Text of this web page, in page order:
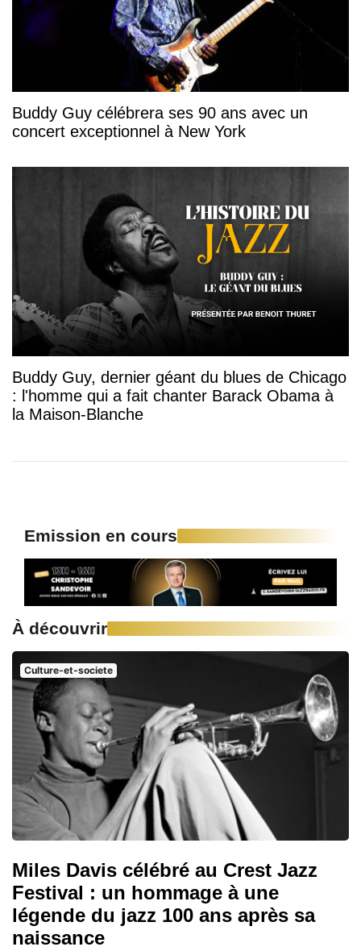
Buddy Guy célébrera ses 90 ans avec un
concert exceptionnel à New York
Buddy Guy, dernier géant du blues de Chicago
: l'homme qui a fait chanter Barack Obama à
la Maison-Blanche
Emission en cours
À découvrir
Culture-et-societe
Miles Davis célébré au Crest Jazz
Festival : un hommage à une
légende du jazz 100 ans après sa
naissance